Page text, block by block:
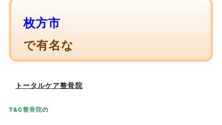
枚方市
で有名な
トータルケア整骨院
T&C整骨院の